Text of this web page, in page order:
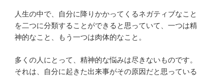
人生の中で、自分に降りかかってくるネガティブなこと
を二つに分類することができると思っていて、一つは精
神的なこと、もう一つは肉体的なこと。
多くの人にとって、精神的な悩みは尽きないものです。
それは、自分に起きた出来事がその原因だと思っている